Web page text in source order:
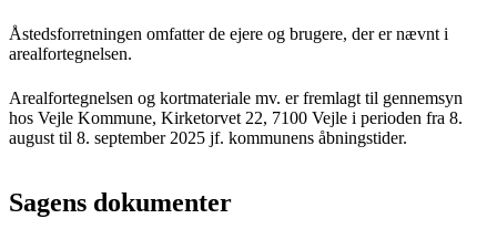
Åstedsforretningen omfatter de ejere og brugere, der er nævnt i
arealfortegnelsen.
Arealfortegnelsen og kortmateriale mv. er fremlagt til gennemsyn
hos Vejle Kommune, Kirketorvet 22, 7100 Vejle i perioden fra 8.
august til 8. september 2025 jf. kommunens åbningstider.
Sagens dokumenter